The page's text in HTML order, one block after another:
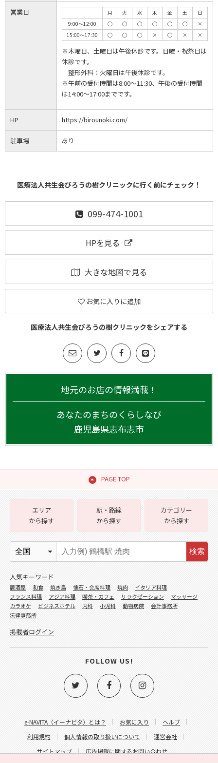
営業日 月 火 水 木 金 土
日
9:00～12:00
◯ ◯ ◯ ◯ ◯ ◯
×
15:00～17:30
◯ ◯ ◯ × ◯ × ×
※木曜日、土曜日は午後休診です。日曜・祝祭日は
休診です。
整形外科：火曜日は午後休診です。
※午前の受付時間は8:00～11:30、午後の受付時間
は14:00～17:00までです。
HP https://birounoki.com/
駐車場 あり
医療法人共生会びろうの樹クリニックに行く前にチェック！
099-474-1001
HPを見る
大きな地図で見る
お気に入りに追加
医療法人共生会びろうの樹クリニックをシェアする
地元のお店の情報満載！
あなたのまちのくらしなび
鹿児島県志布志市
PAGE TOP
e-NAVITA（イーナビタ）とは？ お気に入り
ヘルプ
利用規約
個人情報の取り扱いについて
運営会社
サイトマップ
広告掲載に関するお問い合わせ
エリア
から探す
駅・路線
から探す
カテゴリー
から探す
検索
人気キーワード
居酒屋 和食 焼き鳥 懐石・会席料理 焼肉
イタリア料理
フランス料理
アジア料理 喫茶・カフェ リラクゼーション
マッサージ
カラオケ
ビジネスホテル 内科 小児科 動物病院
会計事務所
法律事務所
掲載者ログイン
FOLLOW US!